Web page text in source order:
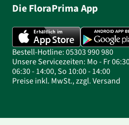
Die FloraPrima App
Bestell-Hotline: 05303 990 980
Unsere Servicezeiten: Mo - Fr
06:30 - 14:00, So 10:00 - 14:00
Preise inkl. MwSt., zzgl. Versand